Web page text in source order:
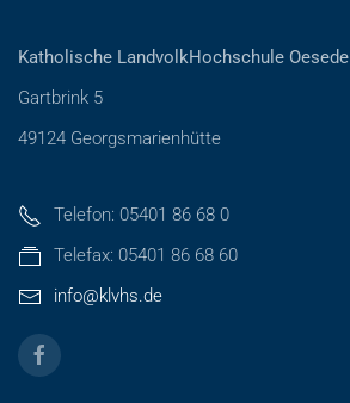
Katholische LandvolkHochschule Oesede
Gartbrink 5
49124 Georgsmarienhütte
Telefon: 05401 86 68 0
Telefax: 05401 86 68 60
info@klvhs.de